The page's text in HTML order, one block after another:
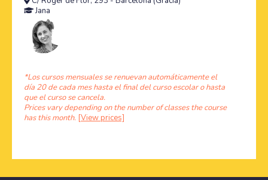
Jana
*Los cursos mensuales se renuevan automáticamente el
día 20 de cada mes hasta el final del curso escolar o hasta
que el curso se cancela.
Prices vary depending on the number of classes the course
has this month. [View prices]